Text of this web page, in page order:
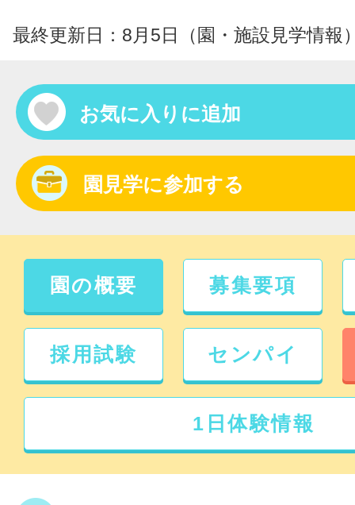
最終更新日：8月5日（園・施設見学情報
お気に入りに追加
園見学に参加する
園の概要 募集要項
採用試験 センパイ
1日体験情報